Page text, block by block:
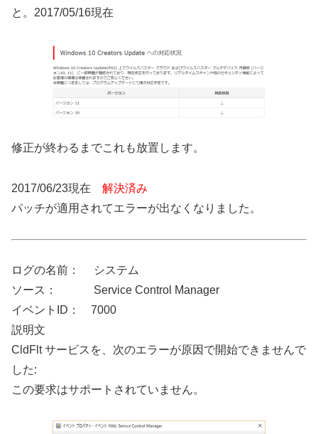
と。2017/05/16現在
修正が終わるまでこれも放置します。
2017/06/23現在 解決済み
パッチが適用されてエラーが出なくなりました。
ログの名前： システム
ソース： Service Control Manager
イベントID： 7000
説明文
CldFlt サービスを、次のエラーが原因で開始できませんで
した:
この要求はサポートされていません。